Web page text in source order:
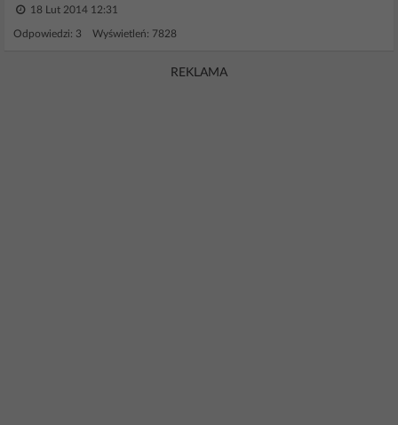
18 Lut 2014 12:31
Odpowiedzi: 3 Wyświetleń: 7828
REKLAMA